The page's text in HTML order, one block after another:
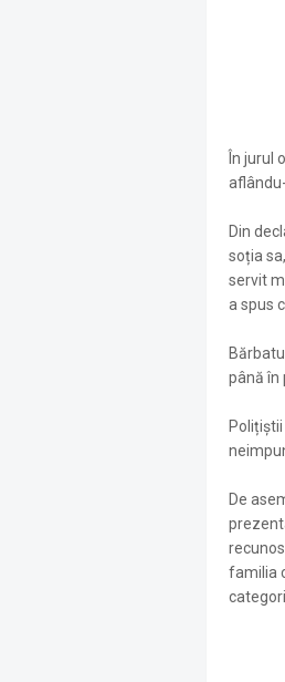
În jurul
Din
soția
servit
a spus
până în
De
familia